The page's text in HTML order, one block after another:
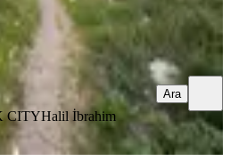
CITYHalil İbrahim
Ara